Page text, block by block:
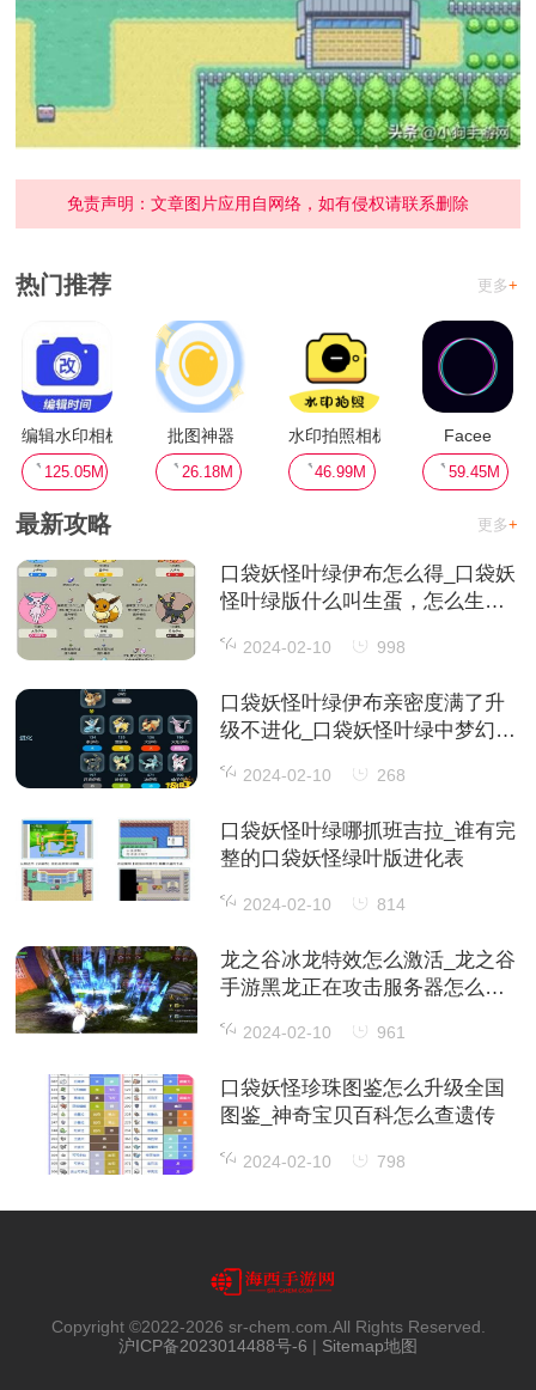
免责声明：文章图片应用自网络，如有侵权请联系删除
热门推荐 更多+
编辑水印相机
125.05M
批图神器
26.18M
水印拍照相机
46.99M
Facee
59.45M
最新攻略 更多+
口袋妖怪叶绿伊布怎么得_口袋妖
怪叶绿版什么叫生蛋，怎么生
2024-02-10 998
口袋妖怪叶绿伊布亲密度满了升
级不进化_口袋妖怪叶绿中梦幻为
2024-02-10 268
口袋妖怪叶绿哪抓班吉拉_谁有完
整的口袋妖怪绿叶版进化表
2024-02-10 814
龙之谷冰龙特效怎么激活_龙之谷
手游黑龙正在攻击服务器怎么处
2024-02-10 961
口袋妖怪珍珠图鉴怎么升级全国
图鉴_神奇宝贝百科怎么查遗传
2024-02-10 798
Copyright ©2022-2026 sr-chem.com.All Rights Reserved.
沪ICP备2023014488号-6 | Sitemap地图